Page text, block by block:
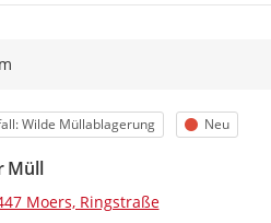
Wilde Müllablagerung Status
Neu
Müll
Moers, Ringstraße